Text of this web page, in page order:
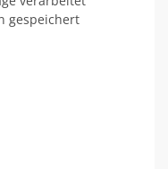
gespeichert